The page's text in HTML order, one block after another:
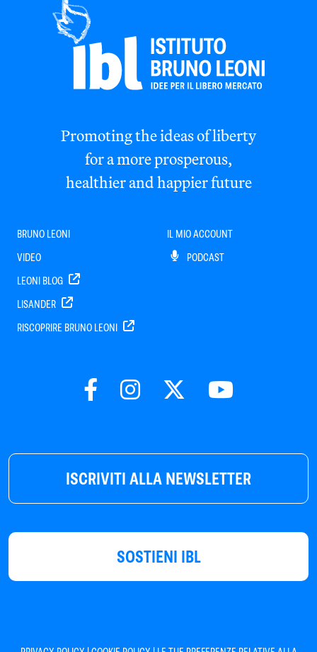
ISCRIVITI ALLA NEWSLETTER
SOSTIENI IBL
Promoting the ideas of liberty
for a more prosperous,
healthier and happier future
BRUNO LEONI
VIDEO
LEONI BLOG
LISANDER
RISCOPRIRE BRUNO LEONI
IL MIO ACCOUNT
PODCAST